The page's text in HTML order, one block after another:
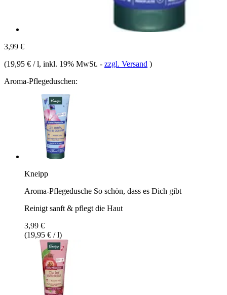
3,99 €
(19,95 € / l, inkl. 19% MwSt. - zzgl. Versand )
Aroma-Pflegeduschen:
Kneipp
Aroma-Pflegedusche So schön, dass es Dich gibt
Reinigt sanft & pflegt die Haut
3,99 €
(19,95 € / l)